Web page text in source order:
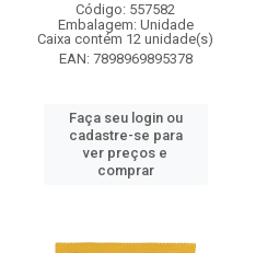
Código: 557582
Embalagem: Unidade
Caixa contém 12 unidade(s)
EAN: 7898969895378
Faça seu login ou
cadastre-se para
ver preços e
comprar